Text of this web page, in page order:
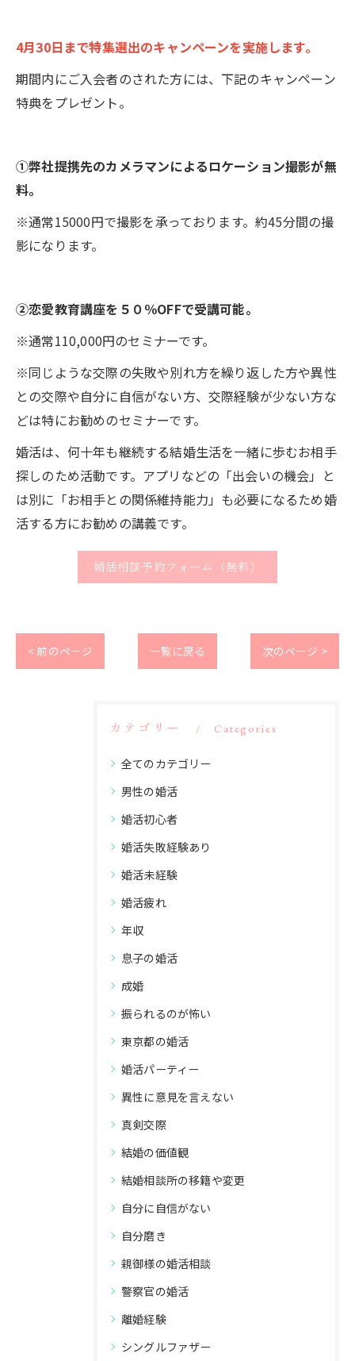
4月30日まで特集選出のキャンペーンを実施します。
期間内にご入会者のされた方には、下記のキャンペーン
特典をプレゼント。
①弊社提携先のカメラマンによるロケーション撮影が無
料。
※通常15000円で撮影を承っております。約45分間の撮
影になります。
②恋愛教育講座を５０％OFFで受講可能。
※通常110,000円のセミナーです。
※同じような交際の失敗や別れ方を繰り返した方や異性
との交際や自分に自信がない方、交際経験が少ない方な
どは特にお勧めのセミナーです。
婚活は、何十年も継続する結婚生活を一緒に歩むお相手
探しのため活動です。アプリなどの「出会いの機会」と
は別に「お相手との関係維持能力」も必要になるため婚
活する方にお勧めの講義です。
婚活相談予約フォーム（無料）
< 前のページ 一覧に戻る 次のページ >
カテゴリー Categories
全てのカテゴリー
男性の婚活
婚活初心者
婚活失敗経験あり
婚活未経験
婚活疲れ
年収
息子の婚活
成婚
振られるのが怖い
東京都の婚活
婚活パーティー
異性に意見を言えない
真剣交際
結婚の価値観
結婚相談所の移籍や変更
自分に自信がない
自分磨き
親御様の婚活相談
警察官の婚活
離婚経験
シングルファザー